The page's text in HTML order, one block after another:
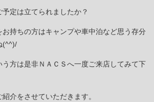
定は立てられましたか？
お持ちの方はキャンプや車中泊など思う存分
(^^)/
う方は是非ＮＡＣＳへ一度ご来店してみて下
介をさせていただきます。